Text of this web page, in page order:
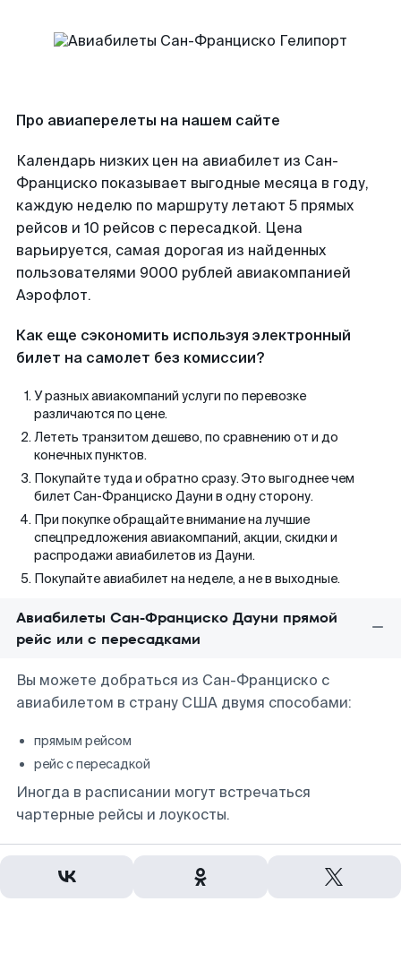
Про авиаперелеты на нашем сайте
Календарь низких цен на авиабилет из Сан-
Франциско показывает выгодные месяца в году,
каждую неделю по маршруту летают 5 прямых
рейсов и 10 рейсов с пересадкой. Цена
варьируется, самая дорогая из найденных
пользователями 9000 рублей авиакомпанией
Аэрофлот.
Как еще сэкономить используя электронный
билет на самолет без комиссии?
У разных авиакомпаний услуги по перевозке
различаются по цене.
Лететь транзитом дешево, по сравнению от и до
конечных пунктов.
Покупайте туда и обратно сразу. Это выгоднее чем
билет Сан-Франциско Дауни в одну сторону.
При покупке обращайте внимание на лучшие
спецпредложения авиакомпаний, акции, скидки и
распродажи авиабилетов из Дауни.
Покупайте авиабилет на неделе, а не в выходные.
Авиабилеты Сан-Франциско Дауни прямой
рейс или с пересадками
Вы можете добраться из Сан-Франциско с
авиабилетом в страну США двумя способами:
прямым рейсом
рейс с пересадкой
Иногда в расписании могут встречаться
чартерные рейсы и лоукосты.